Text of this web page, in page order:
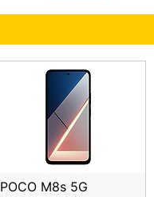
POCO M8s 5G